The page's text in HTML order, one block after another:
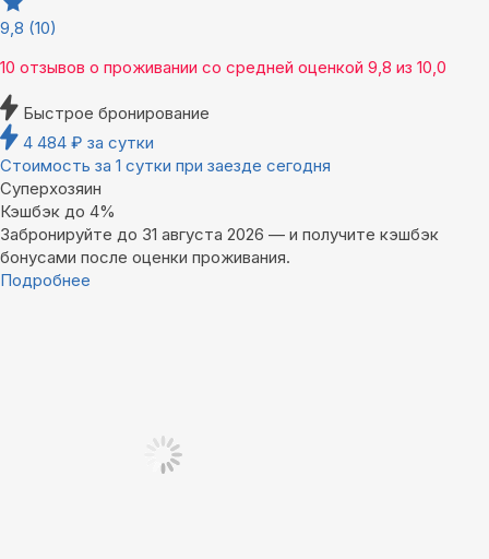
9,8 (10)
10 отзывов о проживании со средней оценкой 9,8 из 10,0
Быстрое бронирование
4 484 ₽ за сутки
Стоимость за 1 сутки при заезде сегодня
Суперхозяин
Кэшбэк до 4%
Забронируйте до 31 августа 2026 — и получите кэшбэк
бонусами после оценки проживания.
Подробнее